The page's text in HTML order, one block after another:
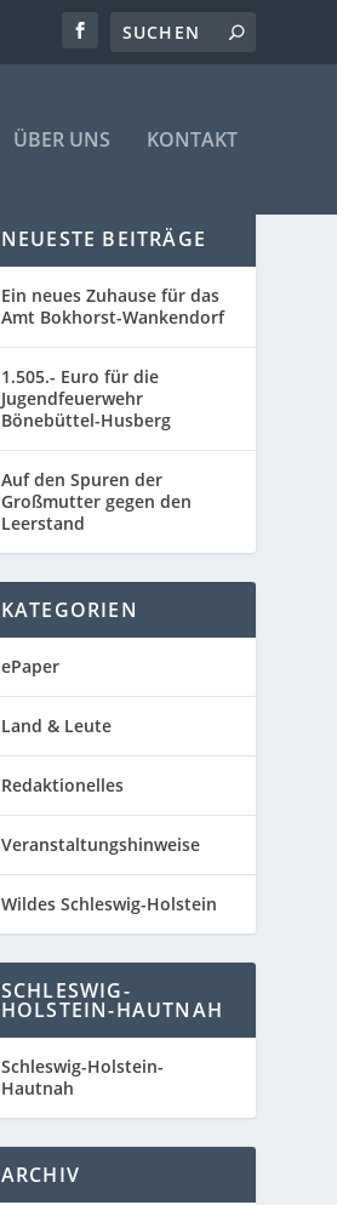
ÜBER UNS KONTAKT
NEUESTE BEITRÄGE
Ein neues Zuhause für das
Amt Bokhorst-Wankendorf
1.505.- Euro für die
Jugendfeuerwehr
Bönebüttel-Husberg
Auf den Spuren der
Großmutter gegen den
Leerstand
KATEGORIEN
ePaper
Land & Leute
Redaktionelles
Veranstaltungshinweise
Wildes Schleswig-Holstein
SCHLESWIG-
HOLSTEIN-HAUTNAH
Schleswig-Holstein-
Hautnah
ARCHIV